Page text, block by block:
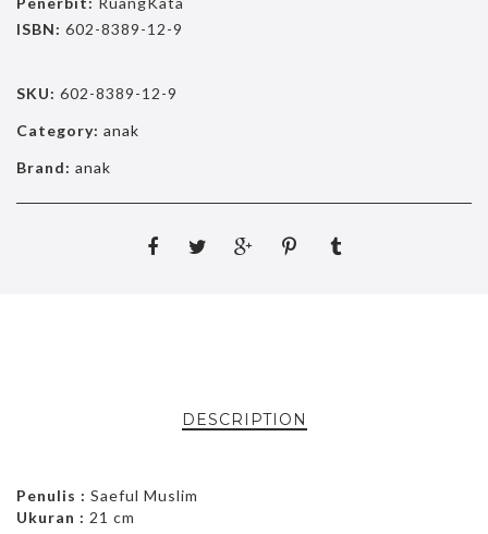
ISBN: 602-8389-12-9
SKU: 602-8389-12-9
Category: anak
Brand: anak
DESCRIPTION
Penulis : Saeful Muslim
Ukuran : 21 cm